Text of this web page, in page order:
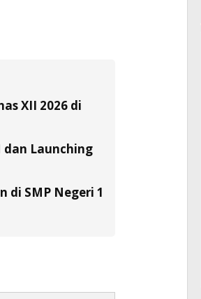
XII 2026 di
dan Launching
di SMP Negeri 1